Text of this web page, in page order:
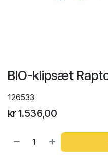
BIO-klipsæt
126533
kr1.536,00